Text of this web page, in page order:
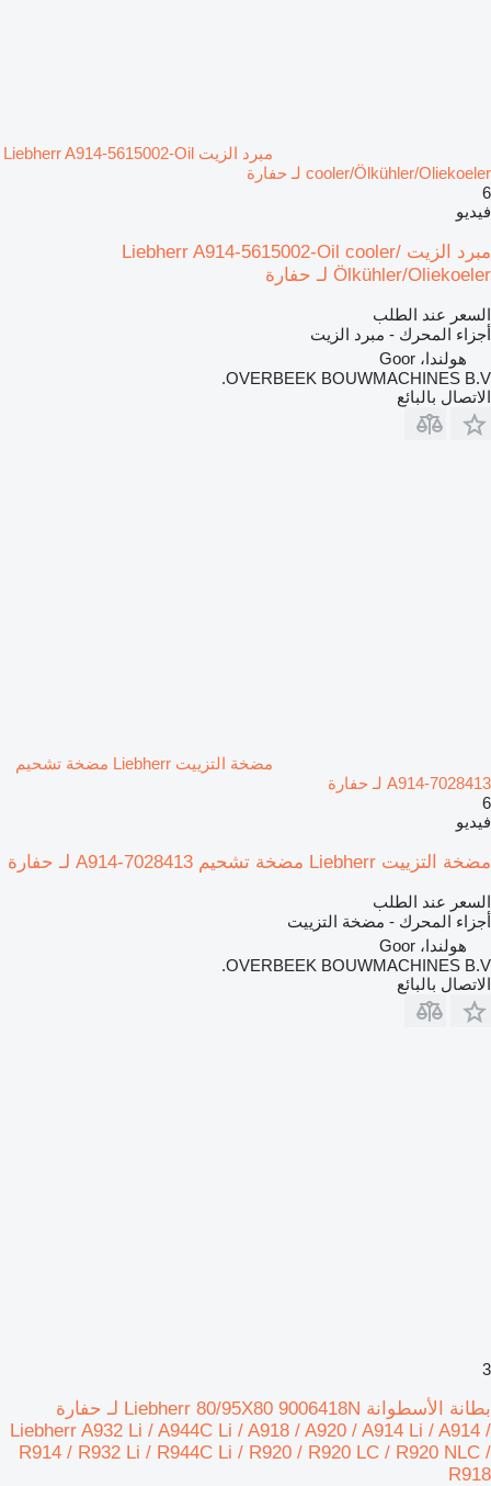
مبرد الزيت Liebherr A914-5615002-Oil
cooler/Ölkühler/Oliekoeler لـ حفارة
6
فيديو
مبرد الزيت Liebherr A914-5615002-Oil cooler/
Ölkühler/Oliekoeler لـ حفارة
السعر عند الطلب
أجزاء المحرك - مبرد الزيت
هولندا، Goor
OVERBEEK BOUWMACHINES B.V.
الاتصال بالبائع
مضخة التزييت Liebherr مضخة تشحيم
A914-7028413 لـ حفارة
6
فيديو
مضخة التزييت Liebherr مضخة تشحيم A914-7028413 لـ حفارة
السعر عند الطلب
أجزاء المحرك - مضخة التزييت
هولندا، Goor
OVERBEEK BOUWMACHINES B.V.
الاتصال بالبائع
3
بطانة الأسطوانة Liebherr 80/95X80 9006418N لـ حفارة
Liebherr A932 Li / A944C Li / A918 / A920 / A914 Li / A914 /
R914 / R932 Li / R944C Li / R920 / R920 LC / R920 NLC /
R918